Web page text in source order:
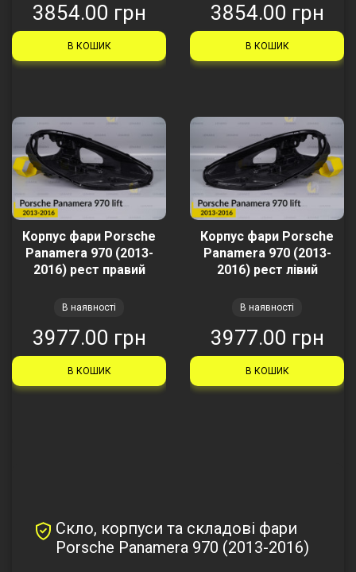
3854.00 грн
В КОШИК
3854.00 грн
В КОШИК
Корпус фари Porsche
Panamera 970 (2013-
2016) рест правий
В наявності
3977.00 грн
В КОШИК
Корпус фари Porsche
Panamera 970 (2013-
2016) рест лівий
В наявності
3977.00 грн
В КОШИК
Скло, корпуси та складові фари
Porsche Panamera 970 (2013-2016)